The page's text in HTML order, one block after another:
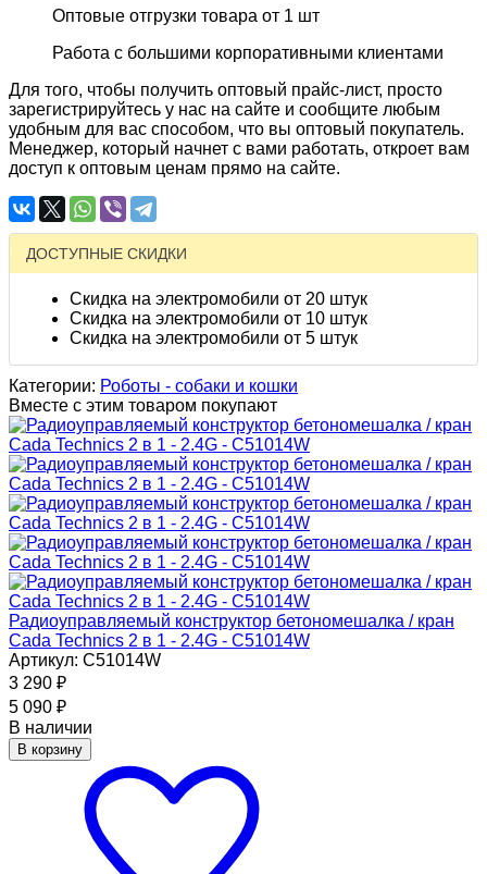
Оптовые отгрузки товара от 1 шт
Работа с большими корпоративными клиентами
Для того, чтобы получить оптовый прайс-лист, просто
зарегистрируйтесь у нас на сайте и сообщите любым
удобным для вас способом, что вы оптовый покупатель.
Менеджер, который начнет с вами работать, откроет вам
доступ к оптовым ценам прямо на сайте.
ДОСТУПНЫЕ СКИДКИ
Скидка на электромобили от 20 штук
Скидка на электромобили от 10 штук
Скидка на электромобили от 5 штук
Категории: Роботы - собаки и кошки
Вместе с этим товаром покупают
Радиоуправляемый конструктор бетономешалка / кран
Cada Technics 2 в 1 - 2.4G - C51014W
Артикул: C51014W
3 290 ₽
5 090 ₽
В наличии
В корзину